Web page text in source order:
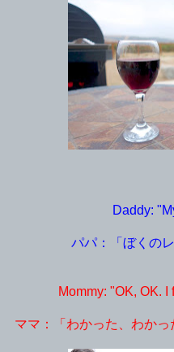
Daddy:
パパ：「ぼくの
Mommy: "OK, OK.
ママ：「わかった、わかっ